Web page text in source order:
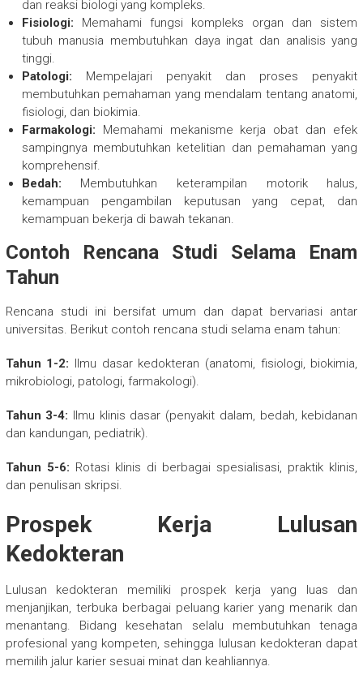
dan reaksi biologi yang kompleks.
Fisiologi: Memahami fungsi kompleks organ dan sistem
tubuh manusia membutuhkan daya ingat dan analisis yang
tinggi.
Patologi: Mempelajari penyakit dan proses penyakit
membutuhkan pemahaman yang mendalam tentang anatomi,
fisiologi, dan biokimia.
Farmakologi: Memahami mekanisme kerja obat dan efek
sampingnya membutuhkan ketelitian dan pemahaman yang
komprehensif.
Bedah: Membutuhkan keterampilan motorik halus,
kemampuan pengambilan keputusan yang cepat, dan
kemampuan bekerja di bawah tekanan.
Contoh Rencana Studi Selama Enam
Tahun
Rencana studi ini bersifat umum dan dapat bervariasi antar
universitas. Berikut contoh rencana studi selama enam tahun:
Tahun 1-2: Ilmu dasar kedokteran (anatomi, fisiologi, biokimia,
mikrobiologi, patologi, farmakologi).
Tahun 3-4: Ilmu klinis dasar (penyakit dalam, bedah, kebidanan
dan kandungan, pediatrik).
Tahun 5-6: Rotasi klinis di berbagai spesialisasi, praktik klinis,
dan penulisan skripsi.
Prospek Kerja Lulusan
Kedokteran
Lulusan kedokteran memiliki prospek kerja yang luas dan
menjanjikan, terbuka berbagai peluang karier yang menarik dan
menantang. Bidang kesehatan selalu membutuhkan tenaga
profesional yang kompeten, sehingga lulusan kedokteran dapat
memilih jalur karier sesuai minat dan keahliannya.